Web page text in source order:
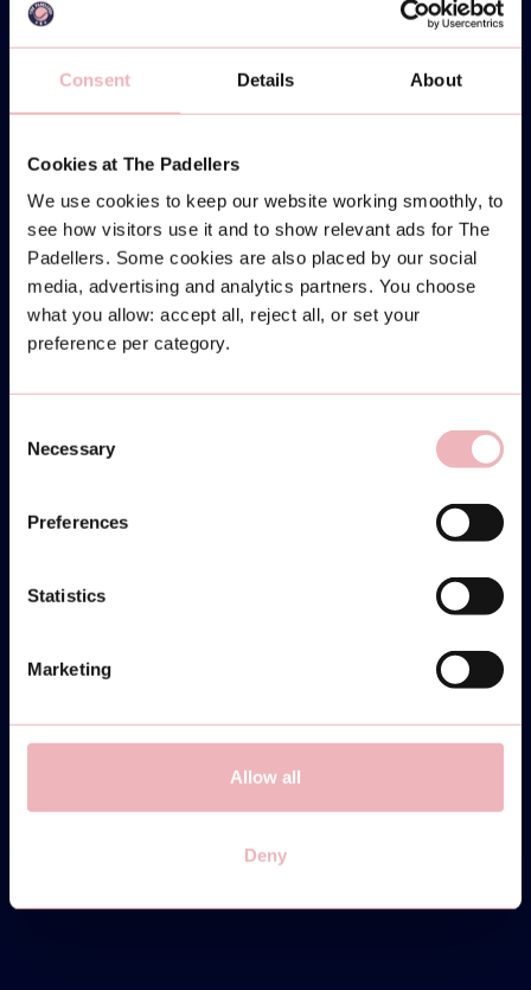
Consent Details About
Cookies at The Padellers
We use cookies to keep our website working smoothly, to
see how visitors use it and to show relevant ads for The
Padellers. Some cookies are also placed by our social
media, advertising and analytics partners. You choose
what you allow: accept all, reject all, or set your
preference per category.
Selection
Necessary
Preferences
Statistics
Marketing
Allow all
Deny
COMMUNITY CUP -
INTERMEDIATE/ADVANCED